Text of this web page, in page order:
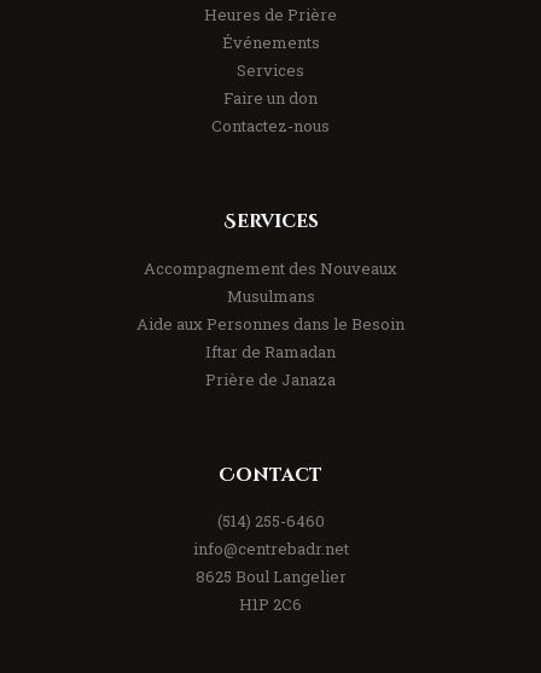
Heures de Prière
Événements
Services
Faire un don
Contactez-nous
Services
Accompagnement des Nouveaux
Musulmans
Aide aux Personnes dans le Besoin
Iftar de Ramadan
Prière de Janaza
Contact
(514) 255-6460
info@centrebadr.net
8625 Boul Langelier
H1P 2C6